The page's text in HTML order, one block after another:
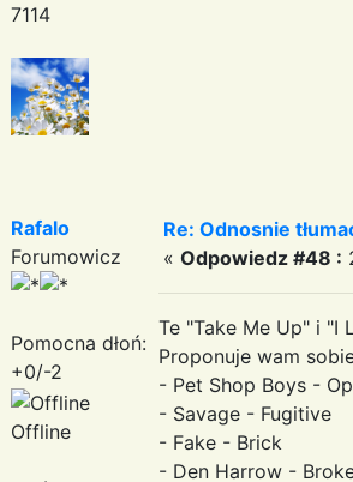
7114
Rafalo
Forumowicz
Pomocna dłoń:
+0/-2
Offline
Re: Odnosnie
« Odpowiedz #48 :
Te "Take Me Up" i
Proponuje wam
- Pet Shop Boys -
- Savage - Fugitive
- Fake - Brick
- Den Harrow -